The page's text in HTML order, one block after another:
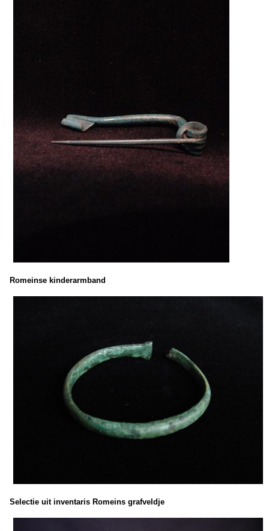
Romeinse kinderarmband
Selectie uit inventaris Romeins grafveldje